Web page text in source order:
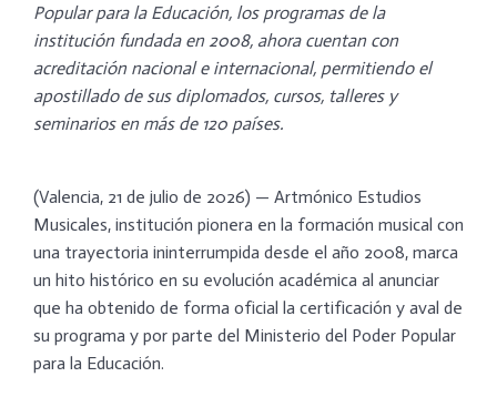
Popular para la Educación, los programas de la
institución fundada en 2008, ahora cuentan con
acreditación nacional e internacional, permitiendo el
apostillado de sus diplomados, cursos, talleres y
seminarios en más de 120 países.
​(Valencia, 21 de julio de 2026) — Artmónico Estudios
Musicales, institución pionera en la formación musical con
una trayectoria ininterrumpida desde el año 2008, marca
un hito histórico en su evolución académica al anunciar
que ha obtenido de forma oficial la certificación y aval de
su programa y por parte del Ministerio del Poder Popular
para la Educación.​